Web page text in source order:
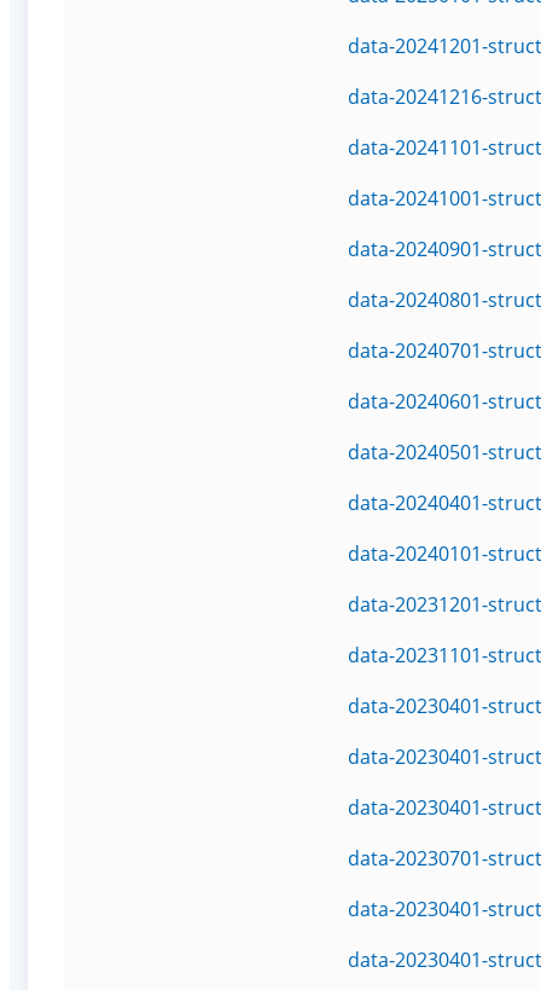
data-20241201-
data-20241216-
data-20241101-
data-20241001-
data-20240901-
data-20240801-
data-20240701-
data-20240601-
data-20240501-
data-20240401-
data-20240101-
data-20231201-
data-20231101-
data-20230401-
data-20230401-
data-20230401-
data-20230701-
data-20230401-
data-20230401-